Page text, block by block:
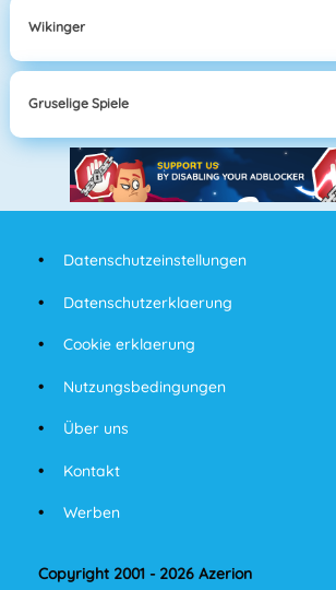
Wikinger
Gruselige Spiele
Datenschutzeinstellungen
Datenschutzerklaerung
Cookie erklaerung
Nutzungsbedingungen
Über uns
Kontakt
Werben
Copyright 2001 - 2026 Azerion